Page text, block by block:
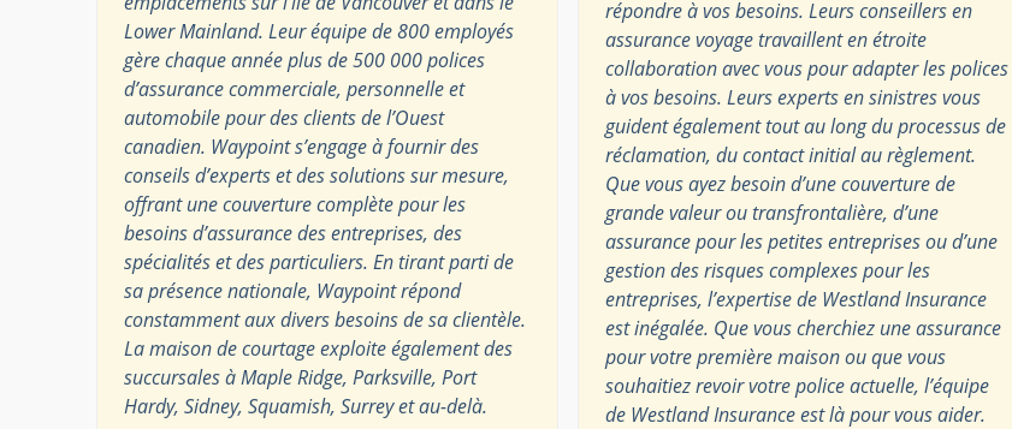
Lower Mainland. Leur équipe de 800 employés
gère chaque année plus de 500 000 polices
d’assurance commerciale, personnelle et
automobile pour des clients de l’Ouest
canadien. Waypoint s’engage à fournir des
conseils d’experts et des solutions sur mesure,
offrant une couverture complète pour les
besoins d’assurance des entreprises, des
spécialités et des particuliers. En tirant parti de
sa présence nationale, Waypoint répond
constamment aux divers besoins de sa clientèle.
La maison de courtage exploite également des
succursales à Maple Ridge, Parksville, Port
Hardy, Sidney, Squamish, Surrey et au-delà.
répondre à vos besoins. Leurs conseillers en
assurance voyage travaillent en étroite
collaboration avec vous pour adapter les polices
à vos besoins. Leurs experts en sinistres vous
guident également tout au long du processus de
réclamation, du contact initial au règlement.
Que vous ayez besoin d’une couverture de
grande valeur ou transfrontalière, d’une
assurance pour les petites entreprises ou d’une
gestion des risques complexes pour les
entreprises, l’expertise de Westland Insurance
est inégalée. Que vous cherchiez une assurance
pour votre première maison ou que vous
souhaitiez revoir votre police actuelle, l’équipe
de Westland Insurance est là pour vous aider.